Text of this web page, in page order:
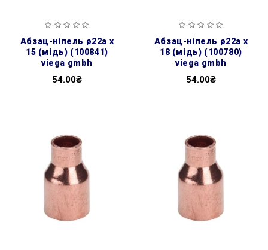
абзац-ніпель ø22а х
15 (мідь) (100841)
viega gmbh
54.00₴
абзац-ніпель ø22а х
18 (мідь) (100780)
viega gmbh
54.00₴